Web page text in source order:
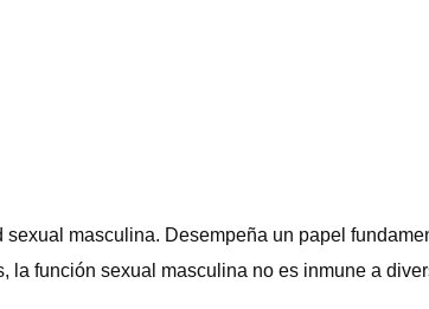
masculina. Desempeña un papel
la función sexual masculina no es inmune a